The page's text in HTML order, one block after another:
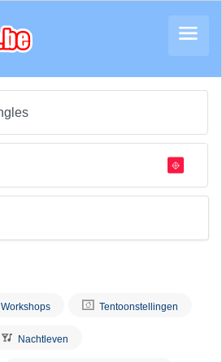
Workshops Tentoonstellingen
Nachtleven